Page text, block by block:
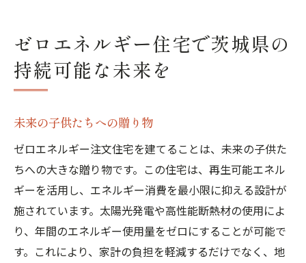
ゼロエネルギー住宅で茨城県の
持続可能な未来を
未来の子供たちへの贈り物
ゼロエネルギー注文住宅を建てることは、未来の子供た
ちへの大きな贈り物です。この住宅は、再生可能エネル
ギーを活用し、エネルギー消費を最小限に抑える設計が
施されています。太陽光発電や高性能断熱材の使用によ
り、年間のエネルギー使用量をゼロにすることが可能で
す。これにより、家計の負担を軽減するだけでなく、地